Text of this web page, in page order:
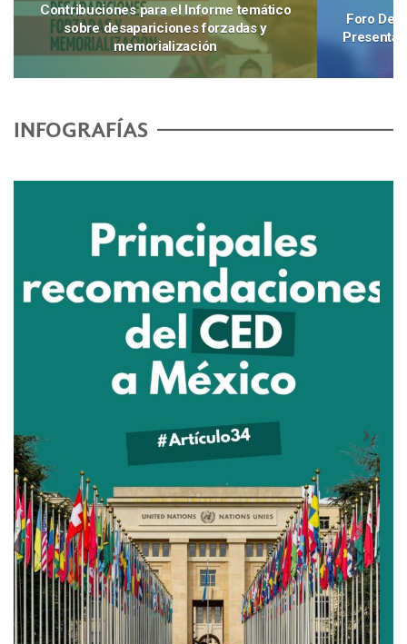
Contribuciones para el Informe temático
sobre desapariciones forzadas y
memorialización
Foro
INFOGRAFÍAS